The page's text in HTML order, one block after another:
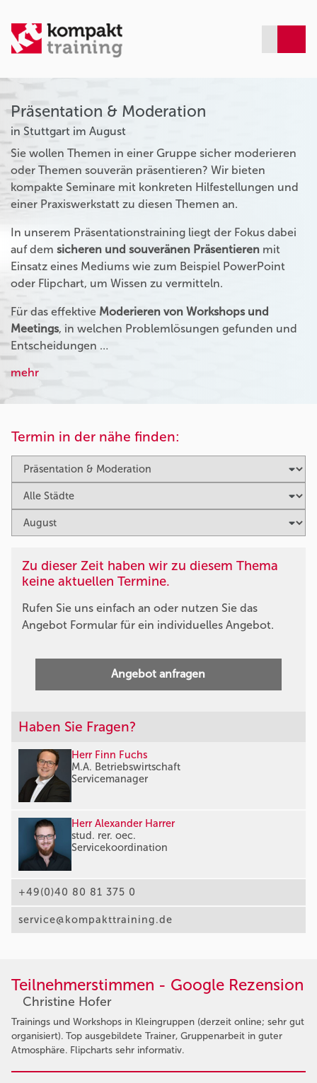
Präsentation & Moderation
in Stuttgart im August
Sie wollen Themen in einer Gruppe sicher moderieren
oder Themen souverän präsentieren? Wir bieten
kompakte Seminare mit konkreten Hilfestellungen und
einer Praxiswerkstatt zu diesen Themen an.
In unserem Präsentationstraining liegt der Fokus dabei
auf dem sicheren und souveränen Präsentieren mit
Einsatz eines Mediums wie zum Beispiel PowerPoint
oder Flipchart, um Wissen zu vermitteln.
Für das effektive Moderieren von Workshops und
Meetings, in welchen Problemlösungen gefunden und
Entscheidungen …
mehr
Termin in der nähe finden:
Zu dieser Zeit haben wir zu diesem Thema
keine aktuellen Termine.
Rufen Sie uns einfach an oder nutzen Sie das
Angebot Formular für ein individuelles Angebot.
Angebot anfragen
Haben Sie Fragen?
Herr Finn Fuchs
M.A. Betriebswirtschaft
Servicemanager
Herr Alexander Harrer
stud. rer. oec.
Servicekoordination
+49(0)40 80 81 375 0
service@kompakttraining.de
Teilnehmerstimmen - Google Rezension
Christine Hofer
Trainings und Workshops in Kleingruppen (derzeit online; sehr gut
organisiert). Top ausgebildete Trainer, Gruppenarbeit in guter
Atmosphäre. Flipcharts sehr informativ.